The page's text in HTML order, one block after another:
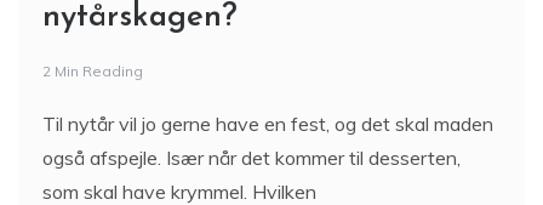
nytårskagen?
2 Min Reading
Til nytår vil jo gerne have en fest, og det skal maden
også afspejle. Især når det kommer til desserten,
som skal have krymmel. Hvilken